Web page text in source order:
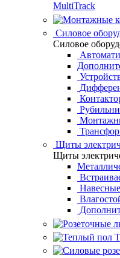
MultiTrack
Силовое
Силовое
Щиты
Щиты
Навесные